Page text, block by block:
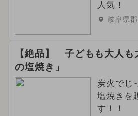
人気！
岐阜県
【絶品】 子どもも大人も
の塩焼き」
炭火でじ
塩焼きを
す！！